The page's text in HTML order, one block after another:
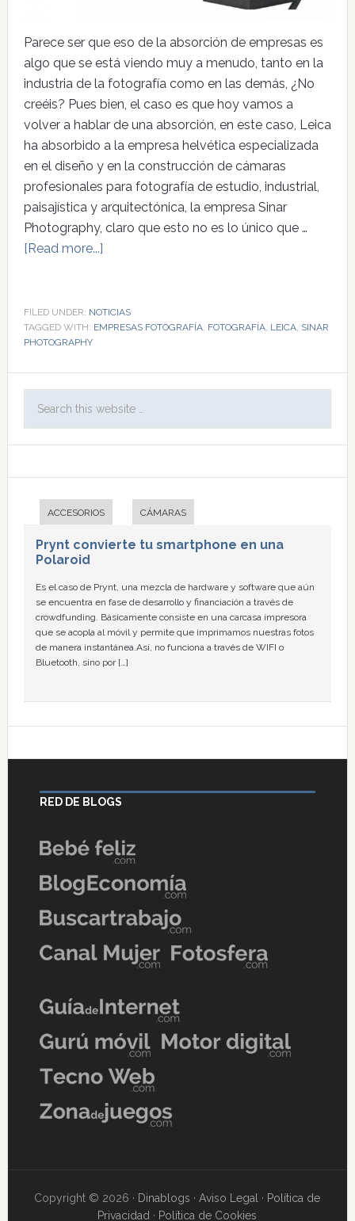
Parece ser que eso de la absorción de empresas es
algo que se está viendo muy a menudo, tanto en la
industria de la fotografía como en las demás, ¿No
creéis? Pues bien, el caso es que hoy vamos a
volver a hablar de una absorción, en este caso, Leica
ha absorbido a la empresa helvética especializada
en el diseño y en la construcción de cámaras
profesionales para fotografía de estudio, industrial,
paisajística y arquitectónica, la empresa Sinar
Photography, claro que esto no es lo único que …
[Read more...]
FILED UNDER: NOTICIAS
TAGGED WITH: EMPRESAS FOTOGRAFÍA, FOTOGRAFÍA, LEICA, SINAR
PHOTOGRAPHY
ACCESORIOS CÁMARAS
Prynt convierte tu smartphone en una
Polaroid
Es el caso de Prynt, una mezcla de hardware y software que aún
se encuentra en fase de desarrollo y financiación a través de
crowdfunding. Básicamente consiste en una carcasa impresora
que se acopla al móvil y permite que imprimamos nuestras fotos
de manera instantánea.Así, no funciona a través de WIFI o
Bluetooth, sino por […]
RED DE BLOGS
Copyright © 2026 · Dinablogs ·Aviso Legal · Política de
Privacidad · Política de Cookies